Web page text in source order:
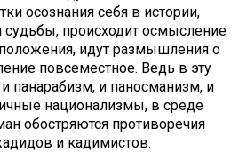
осознания себя в истории,
судьбы, происходит осмысление
идут размышления о
повсеместное. Ведь в эту
панарабизм, и паносманизм, и
национализмы, в среде
обостряются противоречия
и кадимистов.